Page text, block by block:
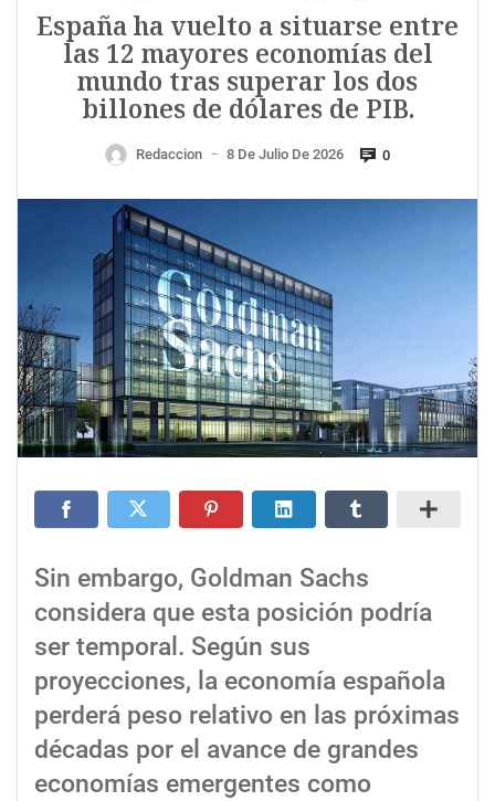
España ha vuelto a situarse entre
las 12 mayores economías del
mundo tras superar los dos
billones de dólares de PIB.
Redaccion — 8 De Julio De 2026 0
Sin embargo, Goldman Sachs
considera que esta posición podría
ser temporal. Según sus
proyecciones, la economía española
perderá peso relativo en las próximas
décadas por el avance de grandes
economías emergentes como